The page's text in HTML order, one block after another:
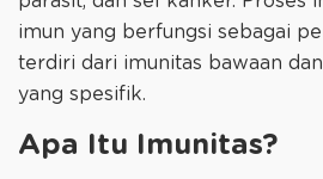
imun yang berfungsi sebagai
terdiri dari imunitas bawaan
yang spesifik.
Apa Itu Imunitas?